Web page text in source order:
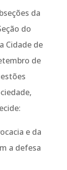
da
do
Cidade de
de
e da
a defesa